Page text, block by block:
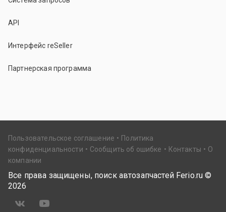
API
Интерфейс reSeller
Партнерская программа
Пользовательское соглашение
Политика
конфиденциальности
Сообщить об ошибке Контакты
О
компании
Все права защищены, поиск автозапчастей Ferio.ru ©
2026